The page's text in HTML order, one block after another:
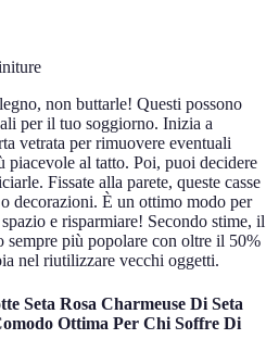
non buttarle! Questi possono
per il tuo soggiorno. Inizia a
vetrata per rimuovere eventuali
piacevole al tatto. Poi, puoi decidere
Fissate alla parete, queste casse
decorazioni. È un ottimo modo per
e risparmiare! Secondo stime, il
più popolare con oltre il 50%
nel riutilizzare vecchi oggetti.
Seta Rosa Charmeuse Di Seta
Ottima Per Chi Soffre Di